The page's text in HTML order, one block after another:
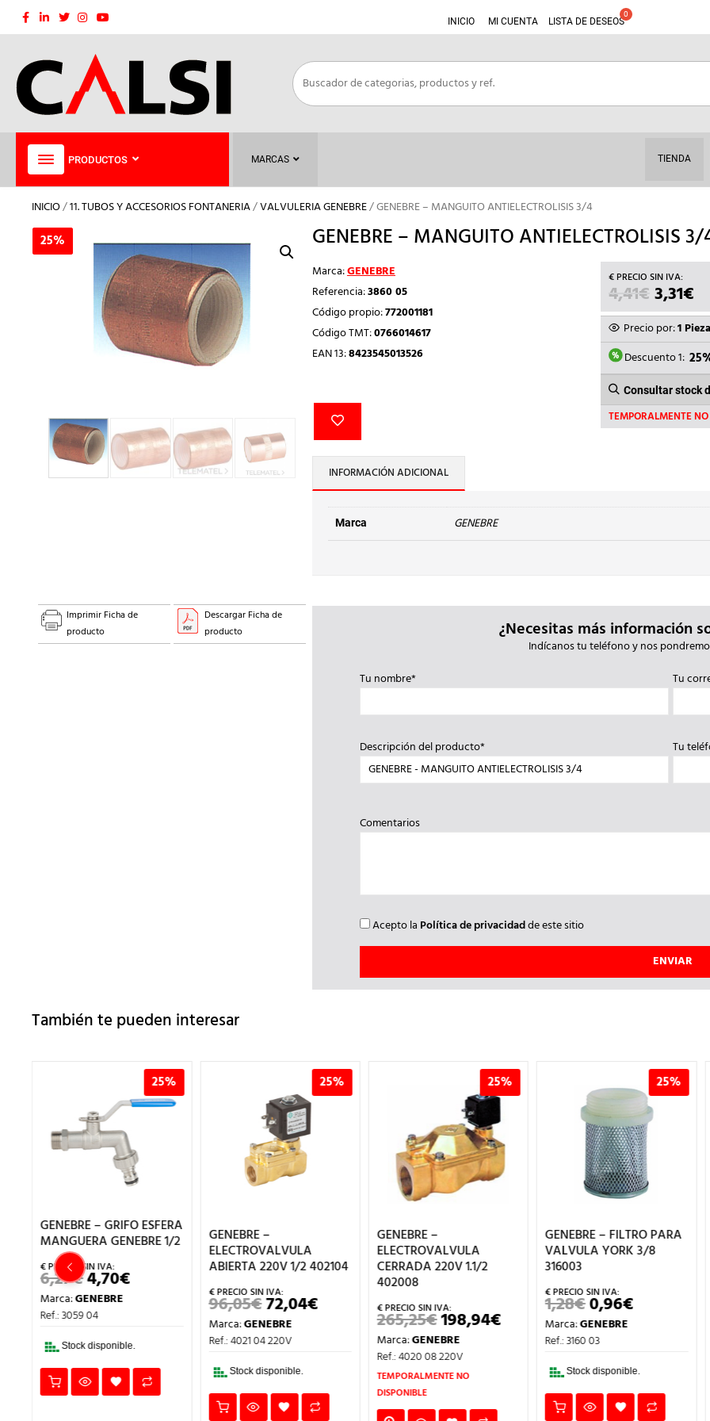
Saltar
INICIO MI CUENTA LISTA DE DESEOS
PRODUCTOS MARCAS TIENDA
INICIO/11. TUBOS Y ACCESORIOS FONTANERIA/VALVULERIA GENEBRE/ GENEBRE – MANGUITO ANTIELECTROLISIS 3/4
25% GENEBRE – MANGUITO ANTIELECTROLISIS
Marca:GENEBRE
Referencia:3860 05
Código propio:772001181
Código TMT:0766014617
EAN 13:8423545013526
4,41€ EL
PRECIO
ERA:
4,41€.
3,31€EL
Precio por:1 Pieza
Descuento 1:
Consultar stock
TEMPORALMENTE
INFORMACIÓN ADICIONAL
Marca GENEBRE
25%
Imprimir Ficha de
producto
Descargar Ficha de
producto
¿Necesitas más información
Indícanos tu teléfono y nos
Tu nombre*
Tu
Descripción del producto* Tu
Comentarios
Acepto la Política de privacidadde este sitio
También te pueden interesar
25%
GENEBRE – GRIFO ESFERA
MANGUERA GENEBRE 1/2
6,27€EL
PRECIO
ORIGINAL
ERA:
4,70€EL
PRECIO
Marca:GENEBRE
Ref.: 3059 04
Stock disponible.
25%
GENEBRE –
ELECTROVALVULA
ABIERTA 220V 1/2 402104
96,05€EL
PRECIO
ORIGINAL
ERA:
72,04€EL
PRECIO
Marca:GENEBRE
Ref.: 4021 04 220V
Stock disponible.
25%
GENEBRE –
ELECTROVALVULA
CERRADA 220V 1.1/2
402008
265,25€EL
PRECIO
ORIGINAL
ERA:
265,25€.
198,94€EL
PRECIO
ACTUAL
198,94€.
Marca:GENEBRE
Ref.: 4020 08 220V
TEMPORALMENTE NO
DISPONIBLE
25%
GENEBRE – FILTRO PARA
VALVULA YORK 3/8
316003
1,28€EL
PRECIO
ORIGINAL
ERA:
0,96€EL
PRECIO
Marca:GENEBRE
Ref.: 3160 03
Stock disponible.